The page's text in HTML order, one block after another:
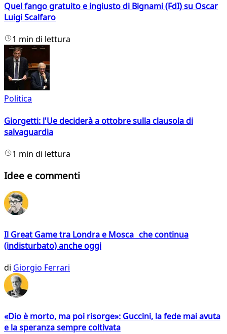
Quel fango gratuito e ingiusto di Bignami (FdI) su Oscar
Luigi Scalfaro
1 min di lettura
Politica
Giorgetti: l'Ue deciderà a ottobre sulla clausola di
salvaguardia
1 min di lettura
Idee e commenti
Il Great Game tra Londra e Mosca che continua
(indisturbato) anche oggi
di Giorgio Ferrari
«Dio è morto, ma poi risorge»: Guccini, la fede mai avuta
e la speranza sempre coltivata